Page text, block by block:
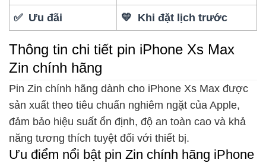
✅ Ưu đãi 💛 Khi đặt lịch trước
Thông tin chi tiết pin iPhone Xs Max
Zin chính hãng
Pin Zin chính hãng dành cho iPhone Xs Max được
sản xuất theo tiêu chuẩn nghiêm ngặt của Apple,
đảm bảo hiệu suất ổn định, độ an toàn cao và khả
năng tương thích tuyệt đối với thiết bị.
Ưu điểm nổi bật pin Zin chính hãng iPhone